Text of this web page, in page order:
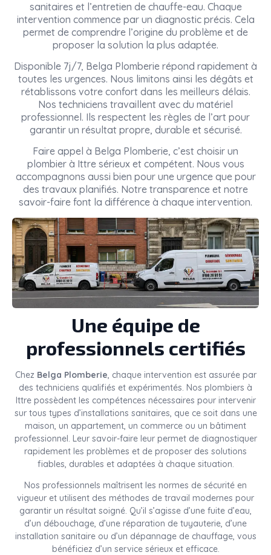
sanitaires et l’entretien de chauffe-eau. Chaque
intervention commence par un diagnostic précis. Cela
permet de comprendre l’origine du problème et de
proposer la solution la plus adaptée.
Disponible 7j/7, Belga Plomberie répond rapidement à
toutes les urgences. Nous limitons ainsi les dégâts et
rétablissons votre confort dans les meilleurs délais.
Nos techniciens travaillent avec du matériel
professionnel. Ils respectent les règles de l’art pour
garantir un résultat propre, durable et sécurisé.
Faire appel à Belga Plomberie, c’est choisir un
plombier à Ittre sérieux et compétent. Nous vous
accompagnons aussi bien pour une urgence que pour
des travaux planifiés. Notre transparence et notre
savoir-faire font la différence à chaque intervention.
Une équipe de
professionnels certifiés
Chez Belga Plomberie , chaque intervention est assurée par
des techniciens qualifiés et expérimentés. Nos plombiers à
Ittre possèdent les compétences nécessaires pour intervenir
sur tous types d’installations sanitaires, que ce soit dans une
maison, un appartement, un commerce ou un bâtiment
professionnel. Leur savoir-faire leur permet de diagnostiquer
rapidement les problèmes et de proposer des solutions
fiables, durables et adaptées à chaque situation.
Nos professionnels maîtrisent les normes de sécurité en
vigueur et utilisent des méthodes de travail modernes pour
garantir un résultat soigné. Qu’il s’agisse d’une fuite d’eau,
d’un débouchage, d’une réparation de tuyauterie, d’une
installation sanitaire ou d’un dépannage de chauffage, vous
bénéficiez d’un service sérieux et efficace.